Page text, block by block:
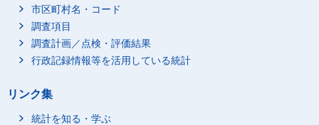
市区町村名・コード
調査項目
調査計画／点検・評価結果
行政記録情報等を活用している統計
リンク集
統計を知る・学ぶ